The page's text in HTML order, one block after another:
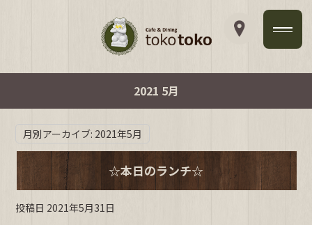
2021 5月
月別アーカイブ: 2021年5月
☆本日のランチ☆
投稿日 2021年5月31日